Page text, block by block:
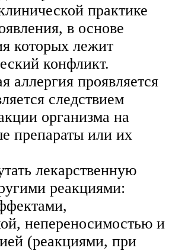
практике
в основе
которых лежит
конфликт.
аллергия проявляется
следствием
организма на
препараты или их
лекарственную
реакциями:
непереносимостью и
(реакциями, при